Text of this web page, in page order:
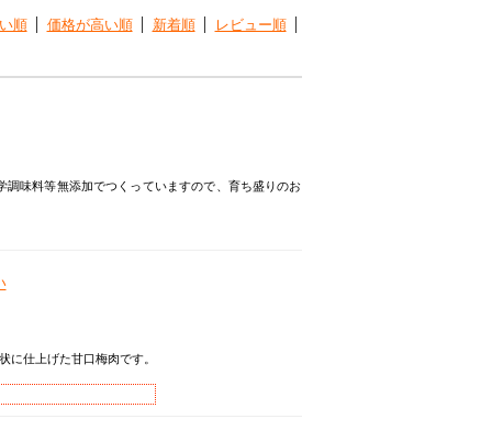
順 価格が高い順 新着順 レビュー順
味料等無添加でつくっていますので、育ち盛りのお
に仕上げた甘口梅肉です。